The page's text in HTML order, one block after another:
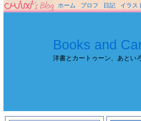
ホーム プロフ 日記 イラス
Books and
洋書とカートゥーン、あとい